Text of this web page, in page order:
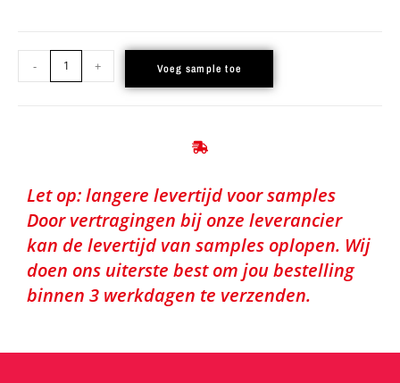
- + Voeg sample toe
Let op: langere levertijd voor samples
Door vertragingen bij onze leverancier
kan de levertijd van samples oplopen. Wij
doen ons uiterste best om jou bestelling
binnen 3 werkdagen te verzenden.